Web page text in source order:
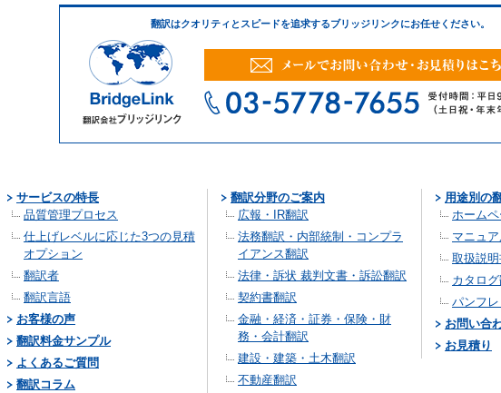
翻訳はクオリティとスピードを追求するブリッジリンクにお任せください。
サービスの特長
品質管理プロセス
仕上げレベルに応じた3つの見積
オプション
翻訳者
翻訳言語
お客様の声
翻訳料金サンプル
よくあるご質問
翻訳コラム
翻訳分野のご案内
広報・IR翻訳
法務翻訳・内部統制・コンプラ
イアンス翻訳
法律・訴状 裁判文書・訴訟翻訳
契約書翻訳
金融・経済・証券・保険・財
務・会計翻訳
建設・建築・土木翻訳
不動産翻訳
用途別の
ホーム
マニュ
取扱説
カタロ
パンフ
お問い合
お見積り